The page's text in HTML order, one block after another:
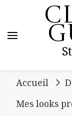
Accueil
Mes looks